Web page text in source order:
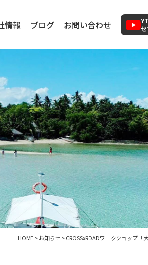
情報 ブログ お問い合わせ
セ
HOME>お知らせ >CROSSxROADワークショップ「